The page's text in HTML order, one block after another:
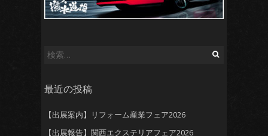
検
最近の投稿
【出展案内】リフォーム産業フェア2026
【出展報告】関西エクステリアフェア2026